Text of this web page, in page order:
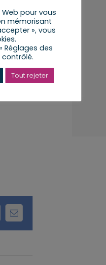
Email
pour vous
mémorisant
», vous
Réglages des
Tout rejeter